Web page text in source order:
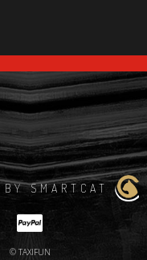
SMARTCAT
© TAXIFUN